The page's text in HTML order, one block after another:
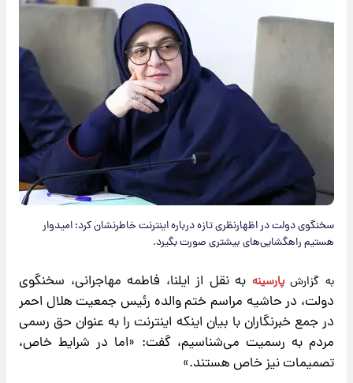
سخنگوی دولت در اظهارنظری تازه درباره اینترنت خاطرنشان کرد: امیدوار
هستیم راهگشایی‌های بیشتری صورت بگیرد.
به گزارش پارسینه به نقل از ایلنا، فاطمه مهاجرانی، سخنگوی
دولت، در حاشیه مراسم ختم والده رئیس جمعیت هلال احمر
در جمع خبرنگاران با بیان اینکه اینترنترا به عنوان حق رسمی
مردم به رسمیت می‌شناسیم، گفت: «اما در شرایط خاص،
تصمیمات نیز خاص هستند.»